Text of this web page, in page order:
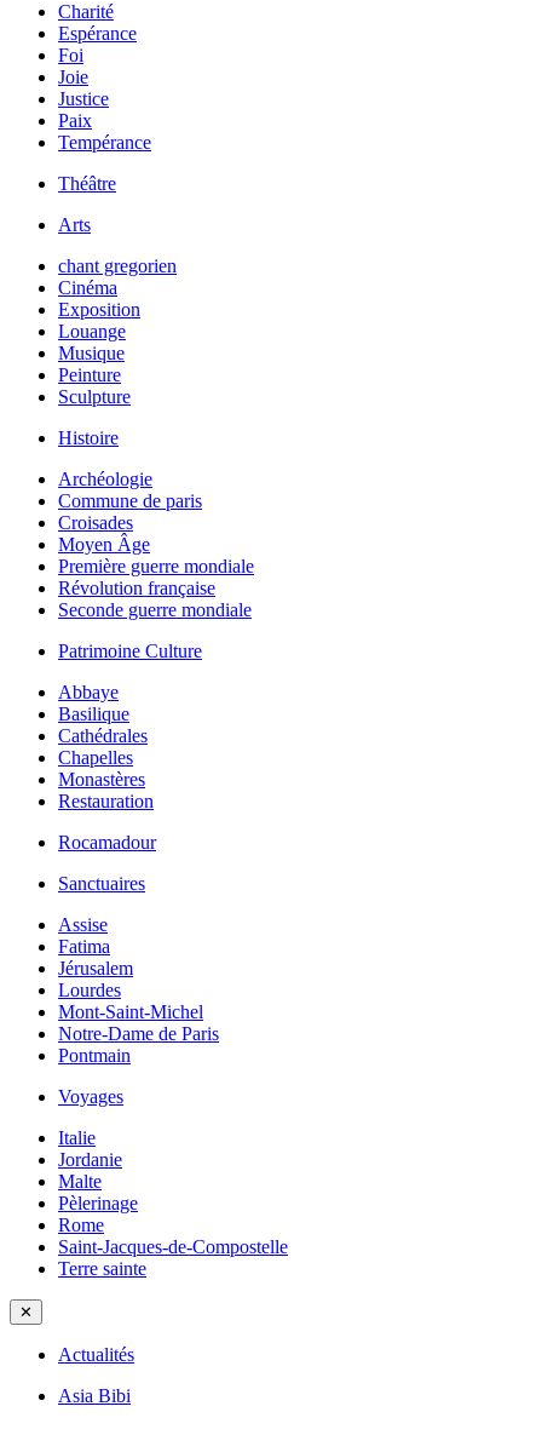
Charité
Espérance
Foi
Joie
Justice
Paix
Tempérance
Théâtre
Arts
chant gregorien
Cinéma
Exposition
Louange
Musique
Peinture
Sculpture
Histoire
Archéologie
Commune de paris
Croisades
Moyen Âge
Première guerre mondiale
Révolution française
Seconde guerre mondiale
Patrimoine Culture
Abbaye
Basilique
Cathédrales
Chapelles
Monastères
Restauration
Rocamadour
Sanctuaires
Assise
Fatima
Jérusalem
Lourdes
Mont-Saint-Michel
Notre-Dame de Paris
Pontmain
Voyages
Italie
Jordanie
Malte
Pèlerinage
Rome
Saint-Jacques-de-Compostelle
Terre sainte
✕
Actualités
Asia Bibi